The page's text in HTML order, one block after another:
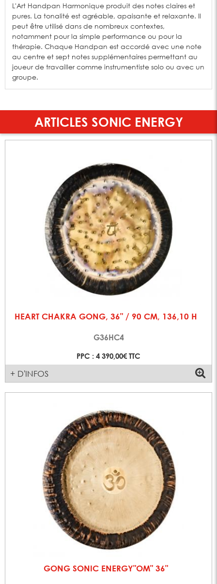
L'Art Handpan Harmonique produit des notes claires et
pures. La tonalité est agréable, apaisante et relaxante. Il
peut être utilisé dans de nombreux contextes,
notamment pour la simple performance ou pour la
thérapie. Chaque Handpan est accordé avec une note
au centre et sept notes supplémentaires permettant au
joueur de travailler comme instrumentiste solo ou avec un
groupe.
ARTICLES SONIC ENERGY
HEART CHAKRA GONG, 36" / 90 CM, 136,10 H
G36HC4
PPC : 4 390,00€ TTC
+ D'INFOS
GONG SONIC ENERGY"OM" 36"